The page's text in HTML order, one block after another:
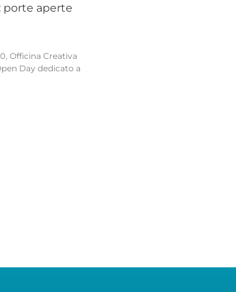
porte aperte
Officina Creativa
Day dedicato a